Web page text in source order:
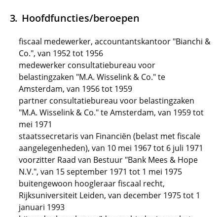
Hoofdfuncties/beroepen
fiscaal medewerker, accountantskantoor "Bianchi &
Co.", van 1952 tot 1956
medewerker consultatiebureau voor
belastingzaken "M.A. Wisselink & Co." te
Amsterdam, van 1956 tot 1959
partner consultatiebureau voor belastingzaken
"M.A. Wisselink & Co." te Amsterdam, van 1959 tot
mei 1971
staatssecretaris van Financiën (belast met fiscale
aangelegenheden), van 10 mei 1967 tot 6 juli 1971
voorzitter Raad van Bestuur "Bank Mees & Hope
N.V.", van 15 september 1971 tot 1 mei 1975
buitengewoon hoogleraar fiscaal recht,
Rijksuniversiteit Leiden, van december 1975 tot 1
januari 1993